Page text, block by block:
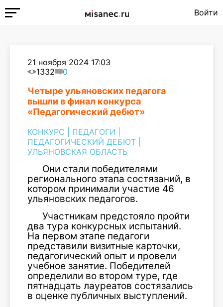
Войти
21 ноября 2024 17:03
1332
0
Четыре ульяновских педагога
вышли в финал конкурса
«Педагогический дебют»
КОНКУРС ПЕДАГОГИ
ПЕДАГОГИЧЕСКИЙ ДЕБЮТ
УЛЬЯНОВСКАЯ ОБЛАСТЬ
Они стали победителями
регионального этапа состязаний, в
котором принимали участие 46
ульяновских педагогов.
Участникам предстояло пройти
два тура конкурсных испытаний.
На первом этапе педагоги
представили визитные карточки,
педагогический опыт и провели
учебное занятие. Победителей
определили во втором туре, где
пятнадцать лауреатов состязались
в оценке публичных выступлений.